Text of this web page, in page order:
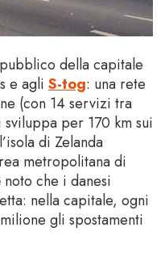
della capitale
e agli S-tog: una rete
(con 14 servizi tra
per 170 km sui
di Zelanda
metropolitana di
che i danesi
nella capitale, ogni
gli spostamenti